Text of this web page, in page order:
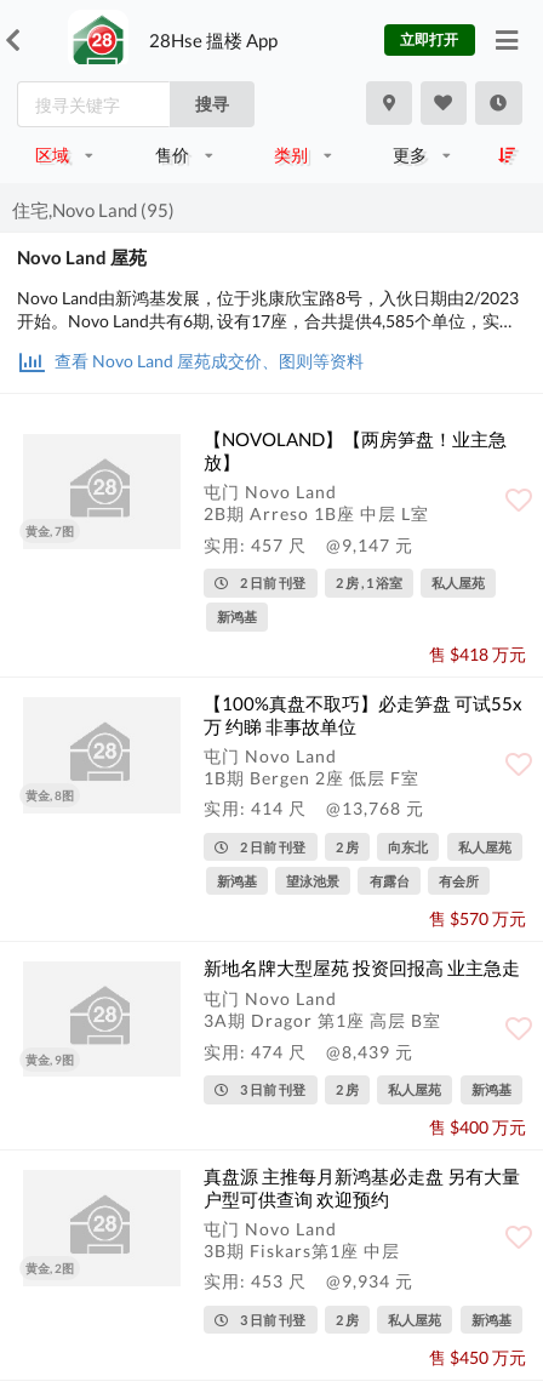
28Hse 搵楼 App 立即打开
搜寻
区域 售价 类别 更多
住宅,Novo Land (95)
Novo Land 屋苑
Novo Land由新鸿基发展，位于兆康欣宝路8号，入伙日期由2/2023
开始。Novo Land共有6期, 设有17座，合共提供4,585个单位，实用
查看 Novo Land 屋苑成交价、图则等资料
黄金, 7图
【NOVOLAND】【两房笋盘！业主急
放】
屯门 Novo Land
2B期 Arreso 1B座 中层 L室
实用: 457 尺
@9,147 元
2 日前 刊登 2 房 , 1 浴室 私人屋苑
新鸿基
售 $418 万元
黄金, 8图
【100%真盘不取巧】必走笋盘 可试55x
万 约睇 非事故单位
屯门 Novo Land
1B期 Bergen 2座 低层 F室
实用: 414 尺
@13,768 元
2 日前 刊登 2 房 向东北 私人屋苑
新鸿基 望泳池景 有露台 有会所
售 $570 万元
黄金, 9图
新地名牌大型屋苑 投资回报高 业主急走
屯门 Novo Land
3A期 Dragor 第1座 高层 B室
实用: 474 尺
@8,439 元
3 日前 刊登 2 房 私人屋苑 新鸿基
售 $400 万元
黄金, 2图
真盘源 主推每月新鸿基必走盘 另有大量
户型可供查询 欢迎预约
屯门 Novo Land
3B期 Fiskars第1座 中层
实用: 453 尺
@9,934 元
3 日前 刊登 2 房 私人屋苑 新鸿基
售 $450 万元